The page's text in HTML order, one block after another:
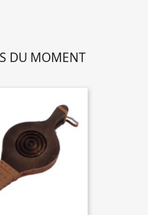
DU MOMENT